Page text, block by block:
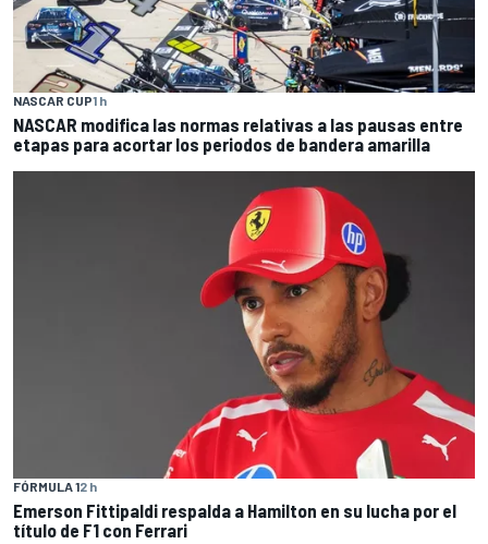
NASCAR CUP1 h
NASCAR modifica las normas relativas a las pausas entre
etapas para acortar los periodos de bandera amarilla
FÓRMULA 12 h
Emerson Fittipaldi respalda a Hamilton en su lucha por el
título de F1 con Ferrari